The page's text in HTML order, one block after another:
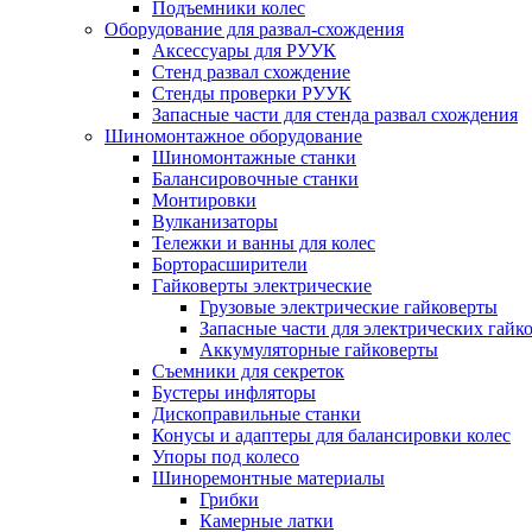
Подъемники колес
Оборудование для развал-схождения
Аксессуары для РУУК
Стенд развал схождение
Стенды проверки РУУК
Запасные части для стенда развал схождения
Шиномонтажное оборудование
Шиномонтажные станки
Балансировочные станки
Монтировки
Вулканизаторы
Тележки и ванны для колес
Борторасширители
Гайковерты электрические
Грузовые электрические гайковерты
Запасные части для электрических
Аккумуляторные гайковерты
Съемники для секреток
Бустеры инфляторы
Дископравильные станки
Конусы и адаптеры для балансировки колес
Упоры под колесо
Шиноремонтные материалы
Грибки
Камерные латки